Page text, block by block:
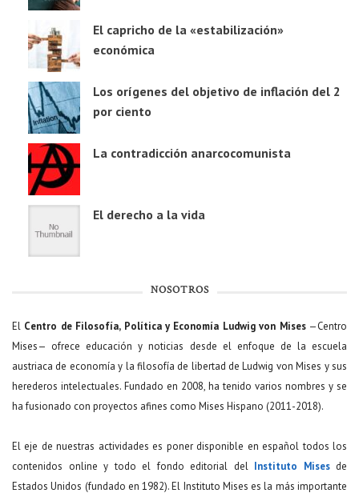
El capricho de la «estabilización»
económica
Los orígenes del objetivo de inflación del 2
por ciento
La contradicción anarcocomunista
El derecho a la vida
NOSOTROS
El Centro de Filosofía, Política y Economía Ludwig von Mises—Centro
Mises— ofrece educación y noticias desde el enfoque de la escuela
austriaca de economía y la filosofía de libertad de Ludwig von Mises y sus
herederos intelectuales. Fundado en 2008, ha tenido varios nombres y se
ha fusionado con proyectos afines como Mises Hispano (2011-2018).
El eje de nuestras actividades es poner disponible en español todos los
contenidos online y todo el fondo editorial del Instituto Misesde
Estados Unidos (fundado en 1982). El Instituto Mises es la más importante